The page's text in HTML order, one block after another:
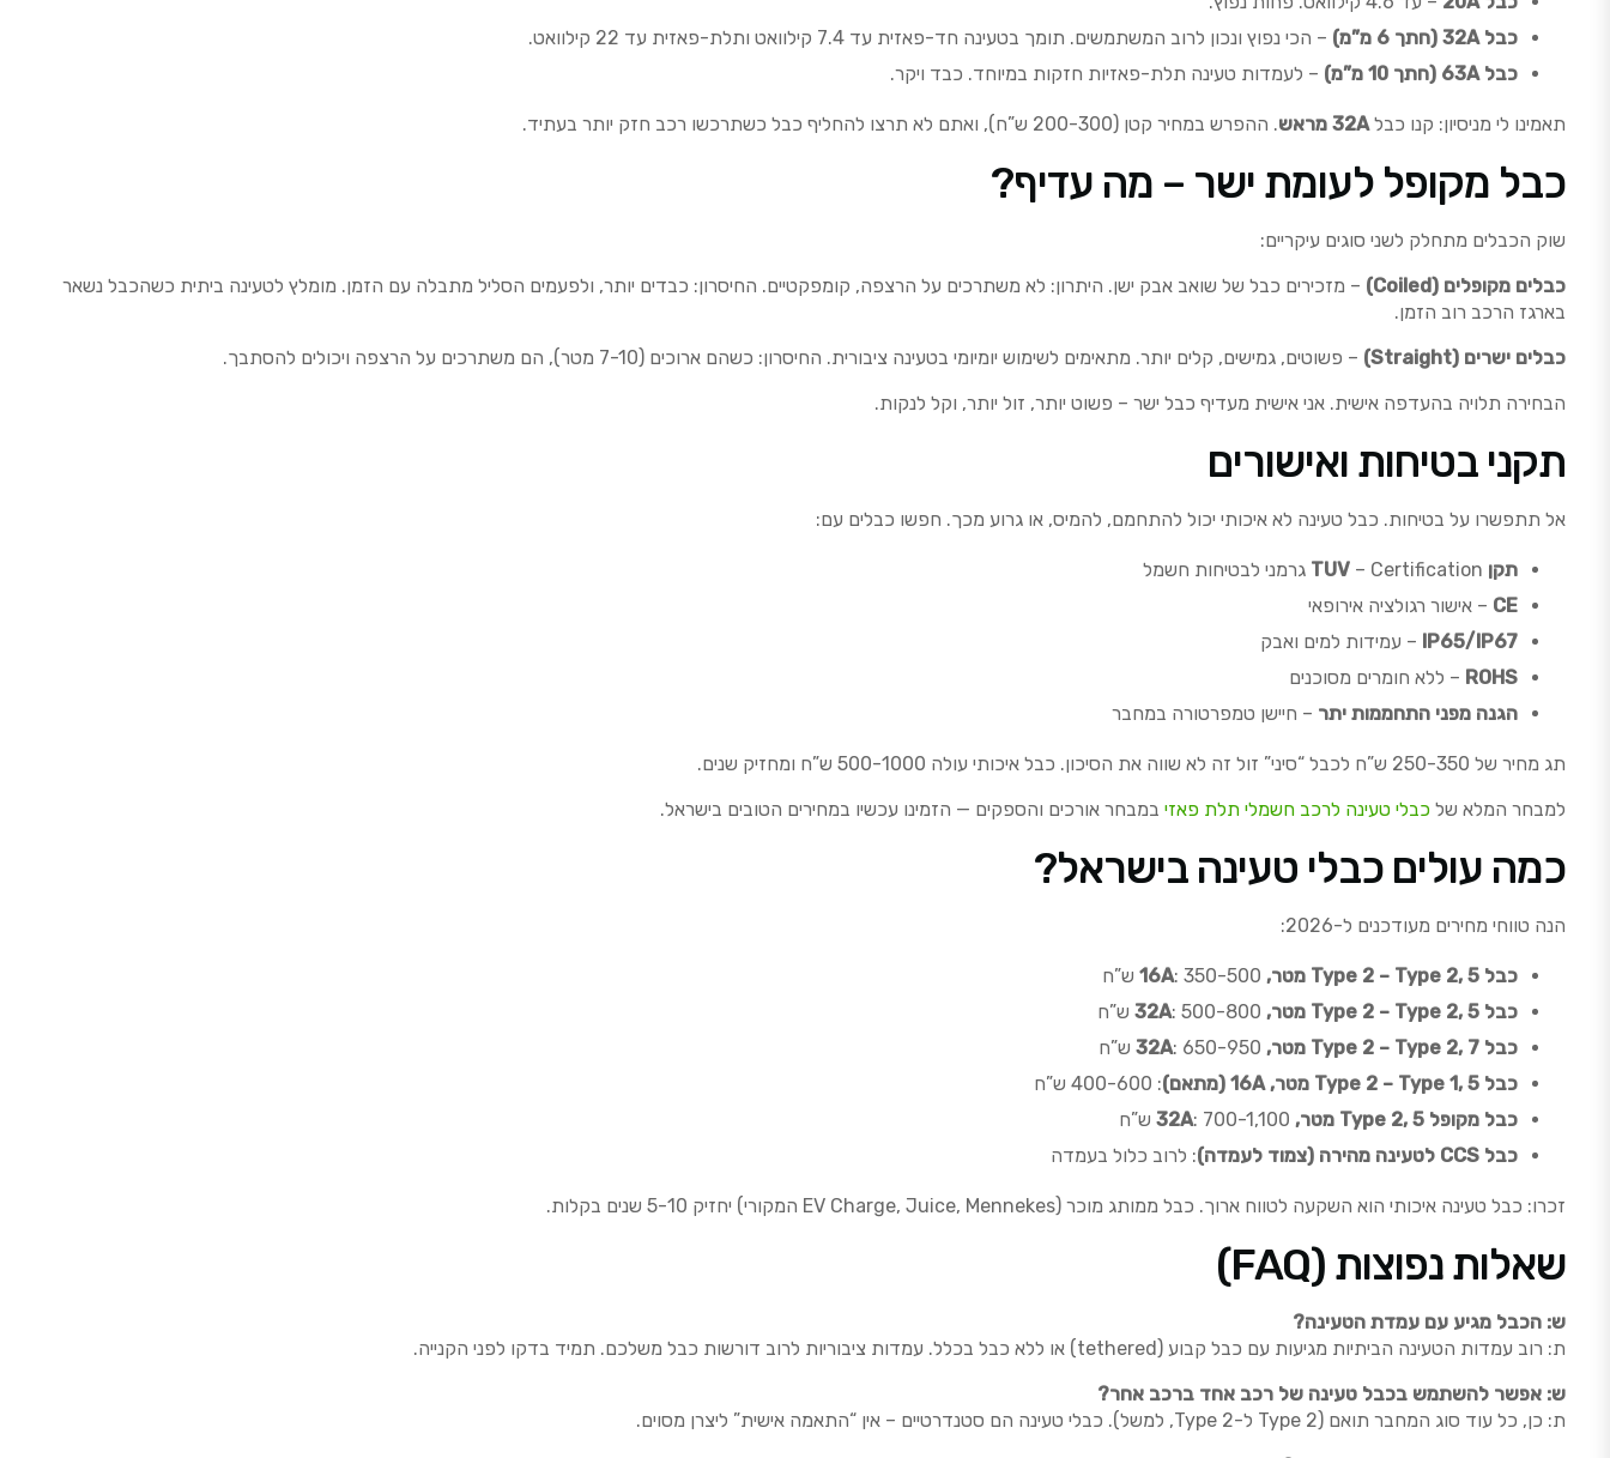
כבל 32A (חתך 6 מ”מ)
– הכי נפוץ ונכון לרוב המשתמשים. תומך בטעינה חד-פאזית עד 7.4 קילוואט ותלת-פאזית עד 22 קילוואט.
כבל 63A (חתך 10 מ”מ)
– לעמדות טעינה תלת-פאזיות חזקות במיוחד. כבד ויקר.
תאמינו לי מניסיון: קנו כבל32A מראש . ההפרש במחיר קטן (200-300 ש”ח), ואתם לא תרצו להחליף כבל כשתרכשו רכב חזק יותר בעתיד.
כבל מקופל לעומת ישר – מה עדיף?
שוק הכבלים מתחלק לשני סוגים עיקריים:
כבלים מקופלים (Coiled)
– מזכירים כבל של שואב אבק ישן. היתרון: לא משתרכים על הרצפה, קומפקטיים. החיסרון: כבדים יותר, ולפעמים הסליל מתבלה עם הזמן. מומלץ לטעינה ביתית כשהכבל נשאר
בארגז הרכב רוב הזמן.
כבלים ישרים (Straight)
– פשוטים, גמישים, קלים יותר. מתאימים לשימוש יומיומי בטעינה ציבורית. החיסרון: כשהם ארוכים (7-10 מטר), הם משתרכים על הרצפה ויכולים להסתבך.
הבחירה תלויה בהעדפה אישית. אני אישית מעדיף כבל ישר – פשוט יותר, זול יותר, וקל לנקות.
תקני בטיחות ואישורים
אל תתפשרו על בטיחות. כבל טעינה לא איכותי יכול להתחמם, להמיס, או גרוע מכך. חפשו כבלים עם:
תקן TUV – Certification גרמני לבטיחות חשמל
CE – אישור רגולציה אירופאי
IP65/IP67 – עמידות למים ואבק
ROHS – ללא חומרים מסוכנים
הגנה מפני התחממות יתר – חיישן טמפרטורה במחבר
תג מחיר של 250-350 ש”ח לכבל “סיני” זול זה לא שווה את הסיכון. כבל איכותי עולה 500-1000 ש”ח ומחזיק שנים.
למבחר המלא של כבלי טעינה לרכב חשמלי תלת פאזי במבחר אורכים והספקים — הזמינו עכשיו במחירים הטובים בישראל.
כמה עולים כבלי טעינה בישראל?
הנה טווחי מחירים מעודכנים ל-2026:
כבל Type 2 – Type 2, 5 מטר, 16A
: 350-500 ש”ח
כבל Type 2 – Type 2, 5 מטר, 32A
: 500-800 ש”ח
כבל Type 2 – Type 2, 7 מטר, 32A
: 650-950 ש”ח
כבל Type 2 – Type 1, 5 מטר, 16A (מתאם)
: 400-600 ש”ח
כבל מקופל Type 2, 5 מטר, 32A
: 700-1,100 ש”ח
כבל CCS לטעינה מהירה (צמוד לעמדה)
: לרוב כלול בעמדה
זכרו: כבל טעינה איכותי הוא השקעה לטווח ארוך. כבל ממותג מוכר (EV Charge, Juice, Mennekes המקורי) יחזיק 5-10 שנים בקלות.
שאלות נפוצות (FAQ)
ש: הכבל מגיע עם עמדת הטעינה?
ת: רוב עמדות הטעינה הביתיות מגיעות עם כבל קבוע (tethered) או ללא כבל בכלל. עמדות ציבוריות לרוב דורשות כבל משלכם. תמיד בדקו לפני הקנייה.
ש: אפשר להשתמש בכבל טעינה של רכב אחד ברכב אחר?
ת: כן, כל עוד סוג המחבר תואם (Type 2 ל-Type 2, למשל). כבלי טעינה הם סטנדרטיים – אין “התאמה אישית” ליצרן מסוים.